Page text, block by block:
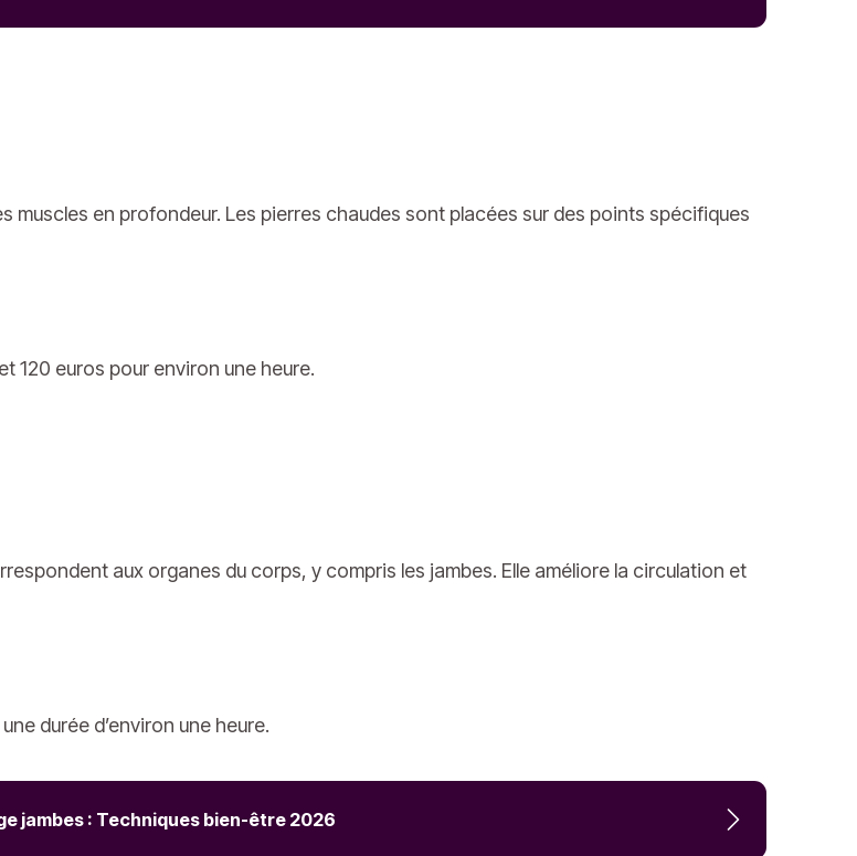
en profondeur. Les pierres chaudes sont placées sur des points spécifiques
120 euros pour environ une heure.
aux organes du corps, y compris les jambes. Elle améliore la circulation et
durée d’environ une heure.
jambes : Techniques bien-être 2026